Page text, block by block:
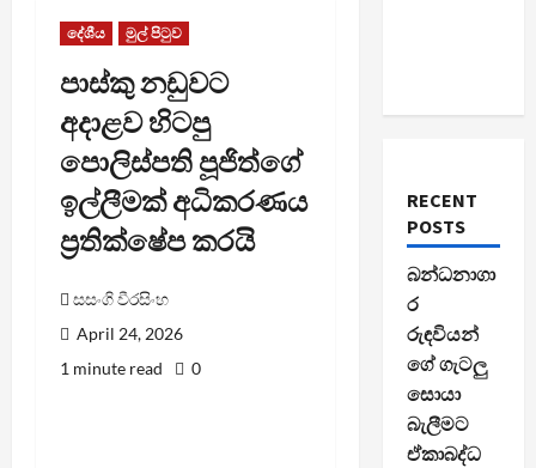
දේශීය මුල් පිටුව
පාස්කු නඩුවට
අදාළව හිටපු
පොලිස්පති පූජිත්ගේ
ඉල්ලීමක් අධිකරණය
ප්‍රතික්ෂේප කරයි
සසංගි වීරසිංහ
April 24, 2026
1 minute read
0
RECENT
POSTS
බන්ධනාගා
ර
රුඳවියන්
ගේ ගැටලු
සොයා
බැලීමට
ඒකාබද්ධ